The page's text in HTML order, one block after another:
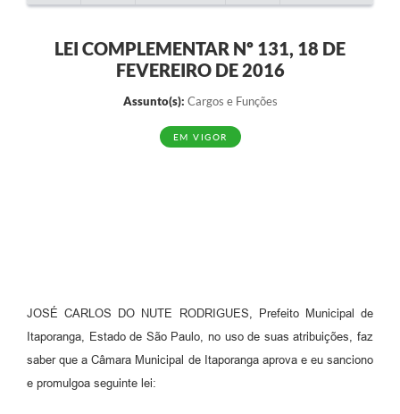
Audiências Públicas
Balanços
Contas Públicas
LEI COMPLEMENTAR Nº 131, 18 DE
FEVEREIRO DE 2016
Assunto(s): Cargos e Funções
EM VIGOR
JOSÉ CARLOS DO NUTE RODRIGUES, Prefeito Municipal de
Itaporanga, Estado de São Paulo, no uso de suas atribuições, faz
saber que a Câmara Municipal de Itaporanga aprova e eu sanciono
e promulgoa seguinte lei: